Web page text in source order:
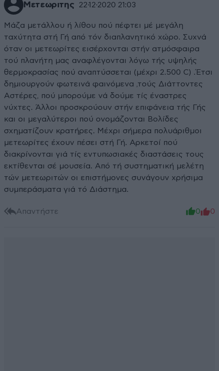
Μετεωριτης 22·12·2020 21:03
Μάζα μετάλλου ή λίθου πού πέφτει μέ μεγάλη
ταχύτητα στή Γή από τόν διαπλανητικό χώρο. Συχνά
όταν οι μετεωρίτες εισέρχονται στήν ατμόσφαιρα
τού πλανήτη μας αναφλέγονται λόγω τής υψηλής
θερμοκρασίας πού αναπτύσσεται (μέχρι 2.500 C) .Έτσι
δημιουργούν φωτεινά φαινόμενα ,τούς Διάττοντες
Αστέρες, πού μπορούμε νά δούμε τίς έναστρες
νύχτες. Άλλοι προσκρούουν στήν επιφάνεια τής Γής
και οι μεγαλύτεροι πού ονομάζονται Βολίδες
σχηματίζουν κρατήρες. Μέχρι σήμερα πολυάριθμοι
μετεωρίτες έχουν πέσει στή Γή. Αρκετοί πού
διακρίνονται γιά τίς εντυπωσιακές διαστάσεις τους
εκτίθενται σέ μουσεία. Από τή συστηματική μελέτη
τών μετεωριτών οι επιστήμονες συνάγουν χρήσιμα
συμπεράσματα γιά τό Διάστημα.
Απαντήστε 0 0